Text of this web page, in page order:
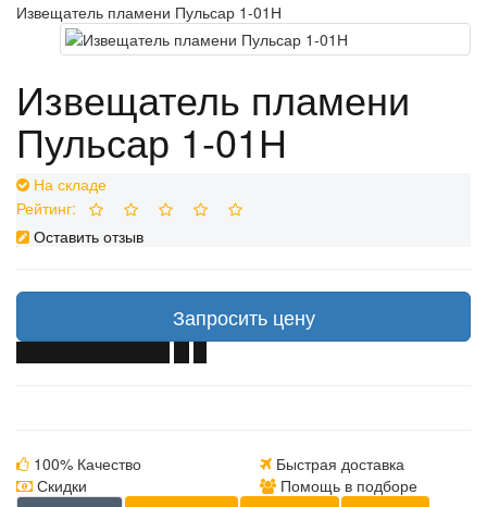
Извещатель пламени Пульсар 1-01Н
Извещатель пламени
Пульсар 1-01Н
На складе
Рейтинг:
Оставить отзыв
Запросить цену
100% Качество
Быстрая доставка
Скидки
Помощь в подборе